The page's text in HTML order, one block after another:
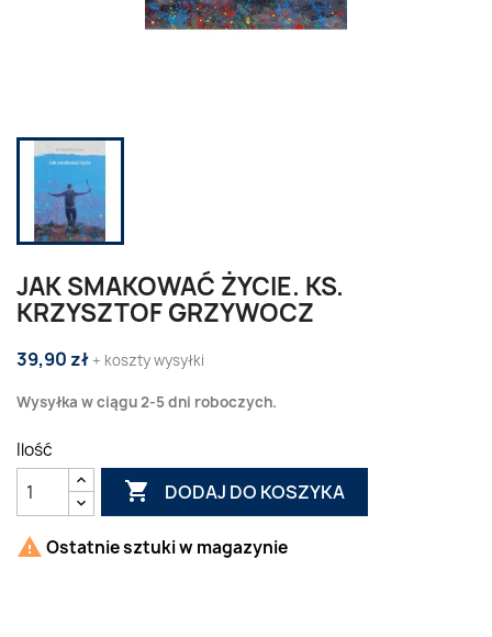
JAK SMAKOWAĆ ŻYCIE. KS.
KRZYSZTOF GRZYWOCZ
39,90 zł + koszty wysyłki
Wysyłka w ciągu 2-5 dni roboczych.
Ilość
 DODAJ DO KOSZYKA
 Ostatnie sztuki w magazynie